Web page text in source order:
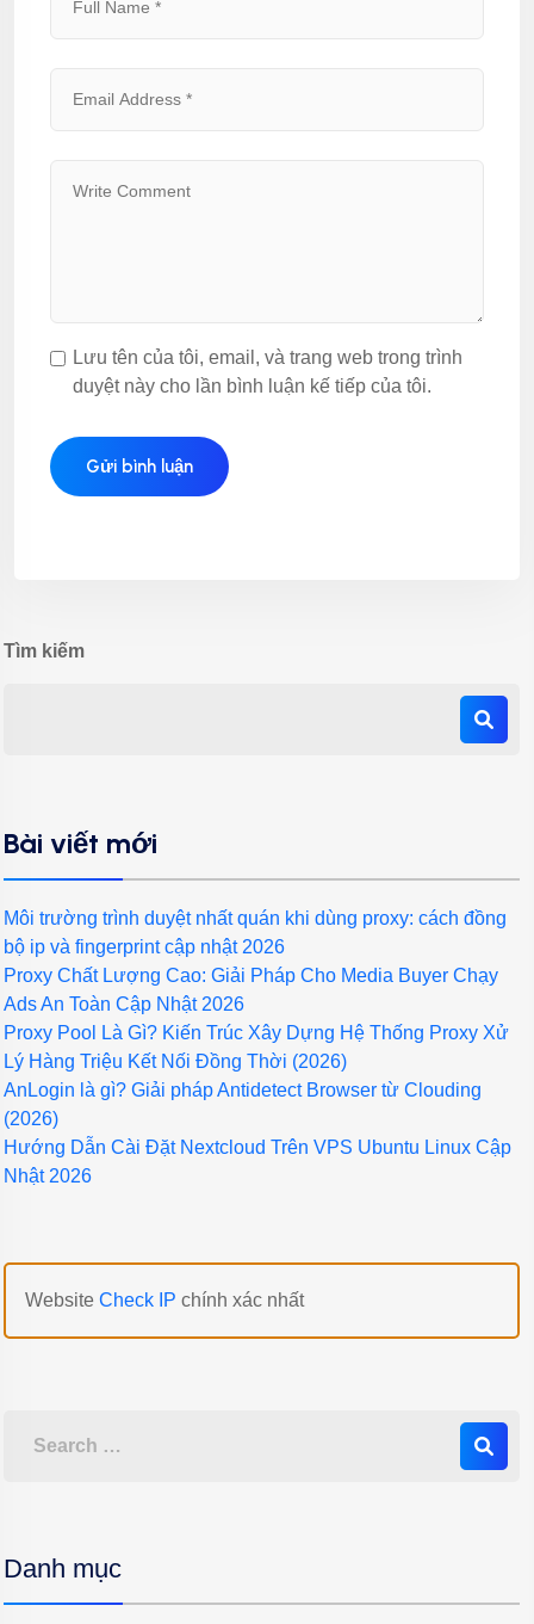
Lưu tên của tôi, email, và trang web trong trình
duyệt này cho lần bình luận kế tiếp của tôi.
Tìm kiếm
Bài viết mới
Môi trường trình duyệt nhất quán khi dùng proxy: cách đồng
bộ ip và fingerprint cập nhật 2026
Proxy Chất Lượng Cao: Giải Pháp Cho Media Buyer Chạy
Ads An Toàn Cập Nhật 2026
Proxy Pool Là Gì? Kiến Trúc Xây Dựng Hệ Thống Proxy Xử
Lý Hàng Triệu Kết Nối Đồng Thời (2026)
AnLogin là gì? Giải pháp Antidetect Browser từ Clouding
(2026)
Hướng Dẫn Cài Đặt Nextcloud Trên VPS Ubuntu Linux Cập
Nhật 2026
Website Check IP chính xác nhất
Danh mục